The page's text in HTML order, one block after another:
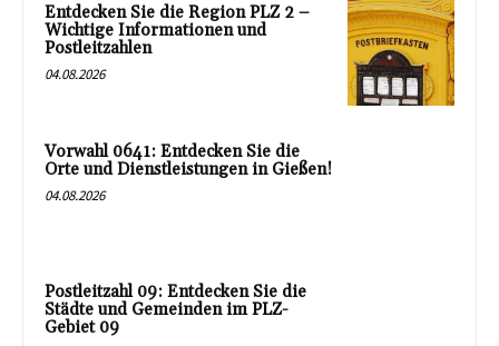
Entdecken Sie die Region PLZ 2 –
Wichtige Informationen und
Postleitzahlen
04.08.2026
Vorwahl 0641: Entdecken Sie die
Orte und Dienstleistungen in Gießen!
04.08.2026
Postleitzahl 09: Entdecken Sie die
Städte und Gemeinden im PLZ-
Gebiet 09